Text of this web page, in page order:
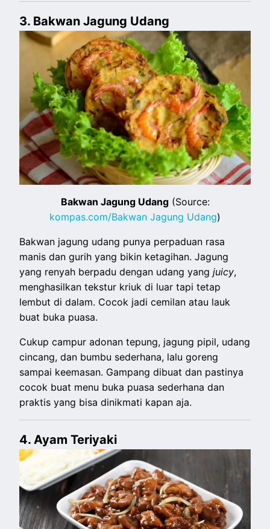
3. Bakwan Jagung Udang
Bakwan Jagung Udang(Source:
kompas.com/Bakwan Jagung Udang)
Bakwan jagung udang punya perpaduan rasa
manis dan gurih yang bikin ketagihan. Jagung
yang renyah berpadu dengan udang yangjuicy,
menghasilkan tekstur kriuk di luar tapi tetap
lembut di dalam. Cocok jadi cemilan atau lauk
buat buka puasa.
Cukup campur adonan tepung, jagung pipil, udang
cincang, dan bumbu sederhana, lalu goreng
sampai keemasan. Gampang dibuat dan pastinya
cocok buat menu buka puasa sederhana dan
praktis yang bisa dinikmati kapan aja.
4. Ayam Teriyaki